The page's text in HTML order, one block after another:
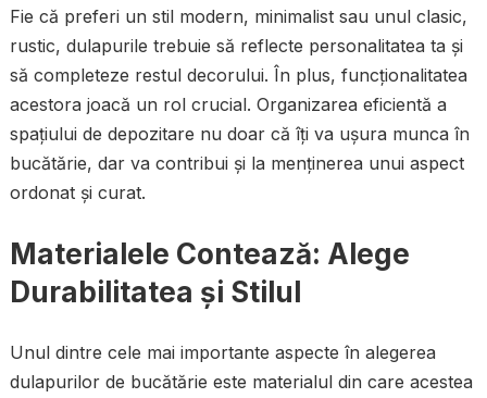
Fie că preferi un stil modern, minimalist sau unul clasic,
rustic, dulapurile trebuie să reflecte personalitatea ta și
să completeze restul decorului. În plus, funcționalitatea
acestora joacă un rol crucial. Organizarea eficientă a
spațiului de depozitare nu doar că îți va ușura munca în
bucătărie, dar va contribui și la menținerea unui aspect
ordonat și curat.
Materialele Contează: Alege
Durabilitatea și Stilul
Unul dintre cele mai importante aspecte în alegerea
dulapurilor de bucătărie este materialul din care acestea